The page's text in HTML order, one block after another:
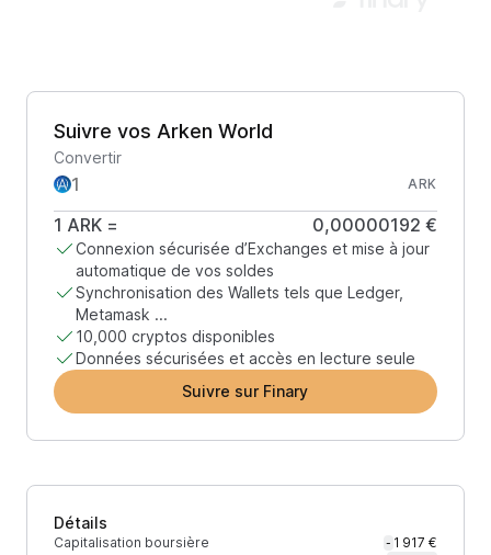
Suivre vos Arken World
Convertir
ARK
1 ARK = 0,00000192 €
Connexion sécurisée d’Exchanges et mise à jour
automatique de vos soldes
Synchronisation des Wallets tels que Ledger,
Metamask ...
10,000 cryptos disponibles
Données sécurisées et accès en lecture seule
Suivre sur Finary
Détails
Capitalisation boursière - 1 917 €